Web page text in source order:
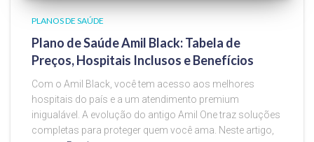
PLANOS DE SAÚDE
Plano de Saúde Amil Black: Tabela de
Preços, Hospitais Inclusos e Benefícios
Com o Amil Black, você tem acesso aos melhores
hospitais do país e a um atendimento premium
inigualável. A evolução do antigo Amil One traz soluções
completas para proteger quem você ama. Neste artigo,